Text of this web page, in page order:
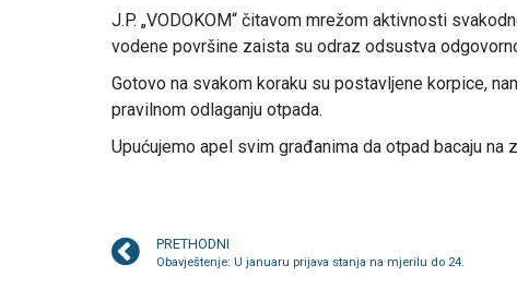
J.P. „VODOKOM“ čitavom mrežom aktivnosti
vodene površine zaista su odraz odsustva
Gotovo na svakom koraku su postavljene korpice,
pravilnom odlaganju otpada.
Upućujemo apel svim građanima da otpad bacaju
PRETHODNI
Obavještenje: U januaru prijava stanja na mjerilu do 24.